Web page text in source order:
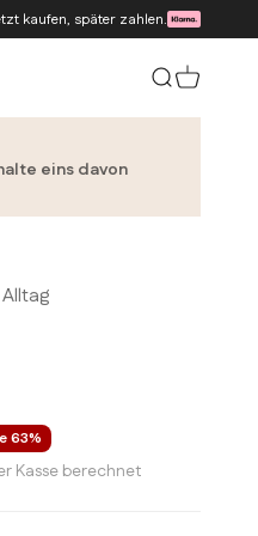
kaufen, später zahlen.
Suche
eins davon
63%
Kasse berechnet